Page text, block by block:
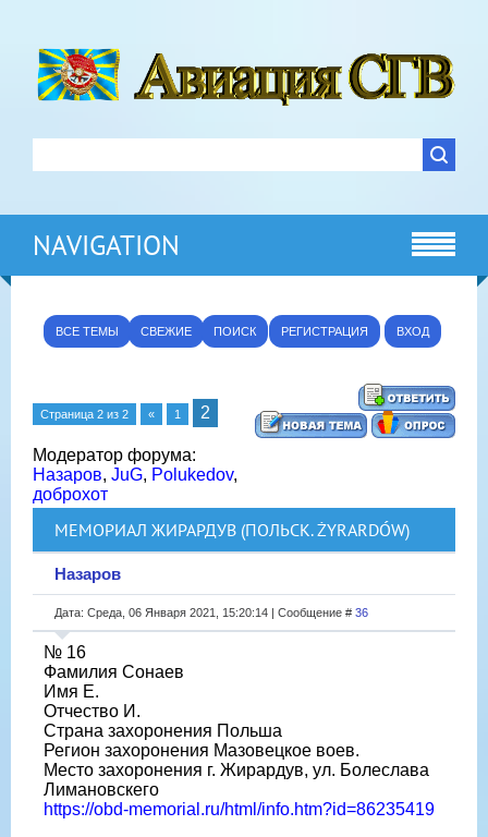
NAVIGATION
ВСЕ ТЕМЫ СВЕЖИЕ ПОИСК РЕГИСТРАЦИЯ ВХОД
Страница 2 из 2 « 1 2
Модератор форума:
Назаров, JuG, Polukedov,
доброхот
МЕМОРИАЛ ЖИРАРДУВ (ПОЛЬСК. ŻYRARDÓW)
Назаров
Дата: Среда, 06 Января 2021, 15:20:14 | Сообщение # 36
№ 16
Фамилия Сонаев
Имя Е.
Отчество И.
Страна захоронения Польша
Регион захоронения Мазовецкое воев.
Место захоронения г. Жирардув, ул. Болеслава
Лимановскего
https://obd-memorial.ru/html/info.htm?id=86235419